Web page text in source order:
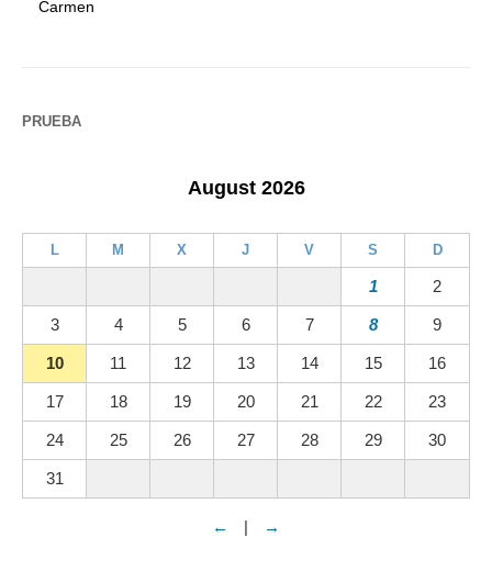
Carmen
PRUEBA
August 2026
L M X J V S D
1 2
3 4 5 6 7 8 9
10 11 12 13 14 15 16
17 18 19 20 21 22 23
24 25 26 27 28 29 30
31
← | →